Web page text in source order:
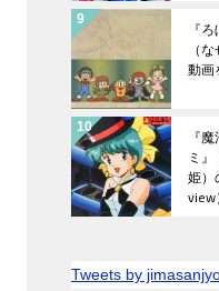
『
（
動画
『
ミ
姫）
view
Tweets by